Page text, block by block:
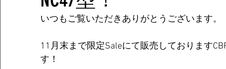
いつもご覧いただきありがとうございます。
11月末まで限定Saleにて販売しております
す！